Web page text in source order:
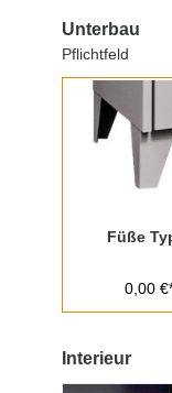
Unterbau
Pflichtfeld
Füße
0,00
Interieur